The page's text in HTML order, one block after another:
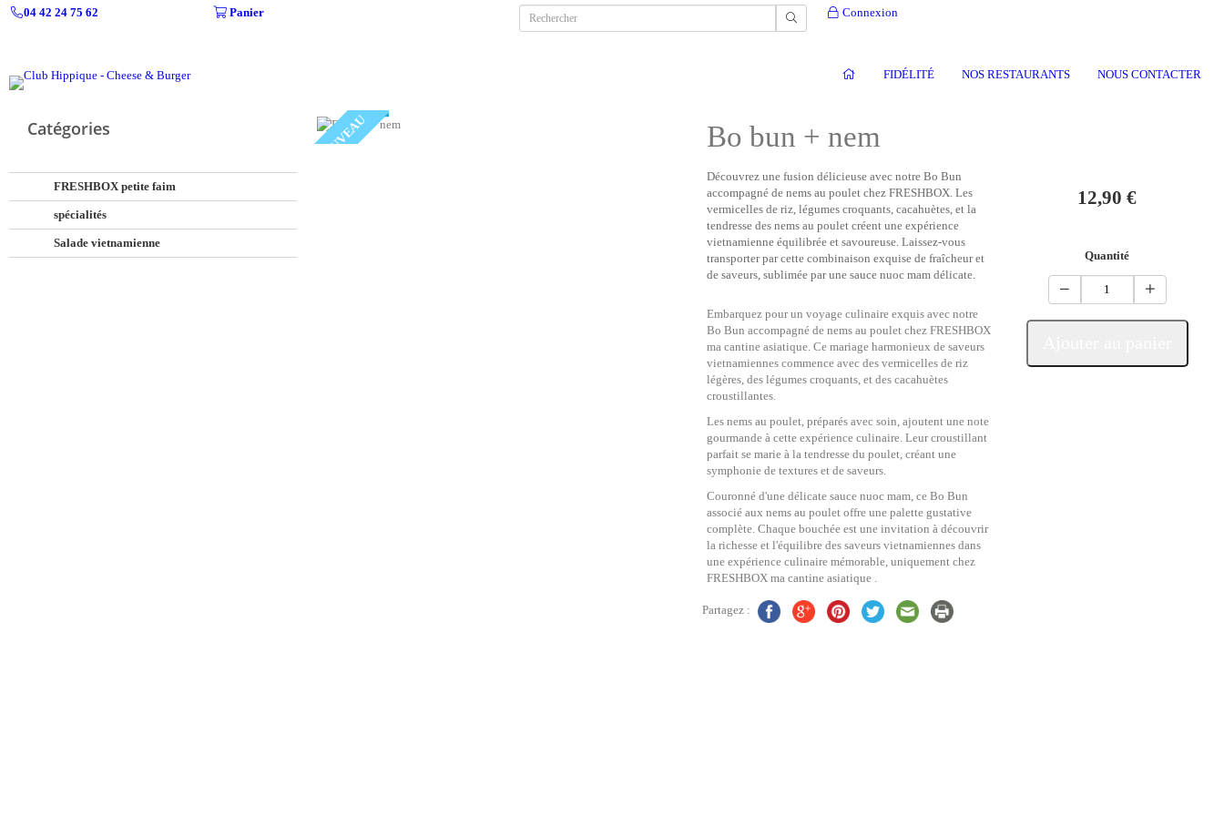
04 42 24 75 62 Panier Connexion
FIDÉLITÉ NOS RESTAURANTS NOUS CONTACTER
Catégories
FRESHBOX petite faim
spécialités
Salade vietnamienne
NOUVEAU Bo bun + nem
Découvrez une fusion délicieuse avec notre Bo Bun
accompagné de nems au poulet chez FRESHBOX. Les
vermicelles de riz, légumes croquants, cacahuètes, et la
tendresse des nems au poulet créent une expérience
vietnamienne équilibrée et savoureuse. Laissez-vous
transporter par cette combinaison exquise de fraîcheur et
de saveurs, sublimée par une sauce nuoc mam délicate.
Embarquez pour un voyage culinaire exquis avec notre
Bo Bun accompagné de nems au poulet chez FRESHBOX
ma cantine asiatique. Ce mariage harmonieux de saveurs
vietnamiennes commence avec des vermicelles de riz
légères, des légumes croquants, et des cacahuètes
croustillantes.
Les nems au poulet, préparés avec soin, ajoutent une note
gourmande à cette expérience culinaire. Leur croustillant
parfait se marie à la tendresse du poulet, créant une
symphonie de textures et de saveurs.
Couronné d'une délicate sauce nuoc mam, ce Bo Bun
associé aux nems au poulet offre une palette gustative
complète. Chaque bouchée est une invitation à découvrir
la richesse et l'équilibre des saveurs vietnamiennes dans
une expérience culinaire mémorable, uniquement chez
FRESHBOX ma cantine asiatique .
Partagez :
12,90 €
Quantité